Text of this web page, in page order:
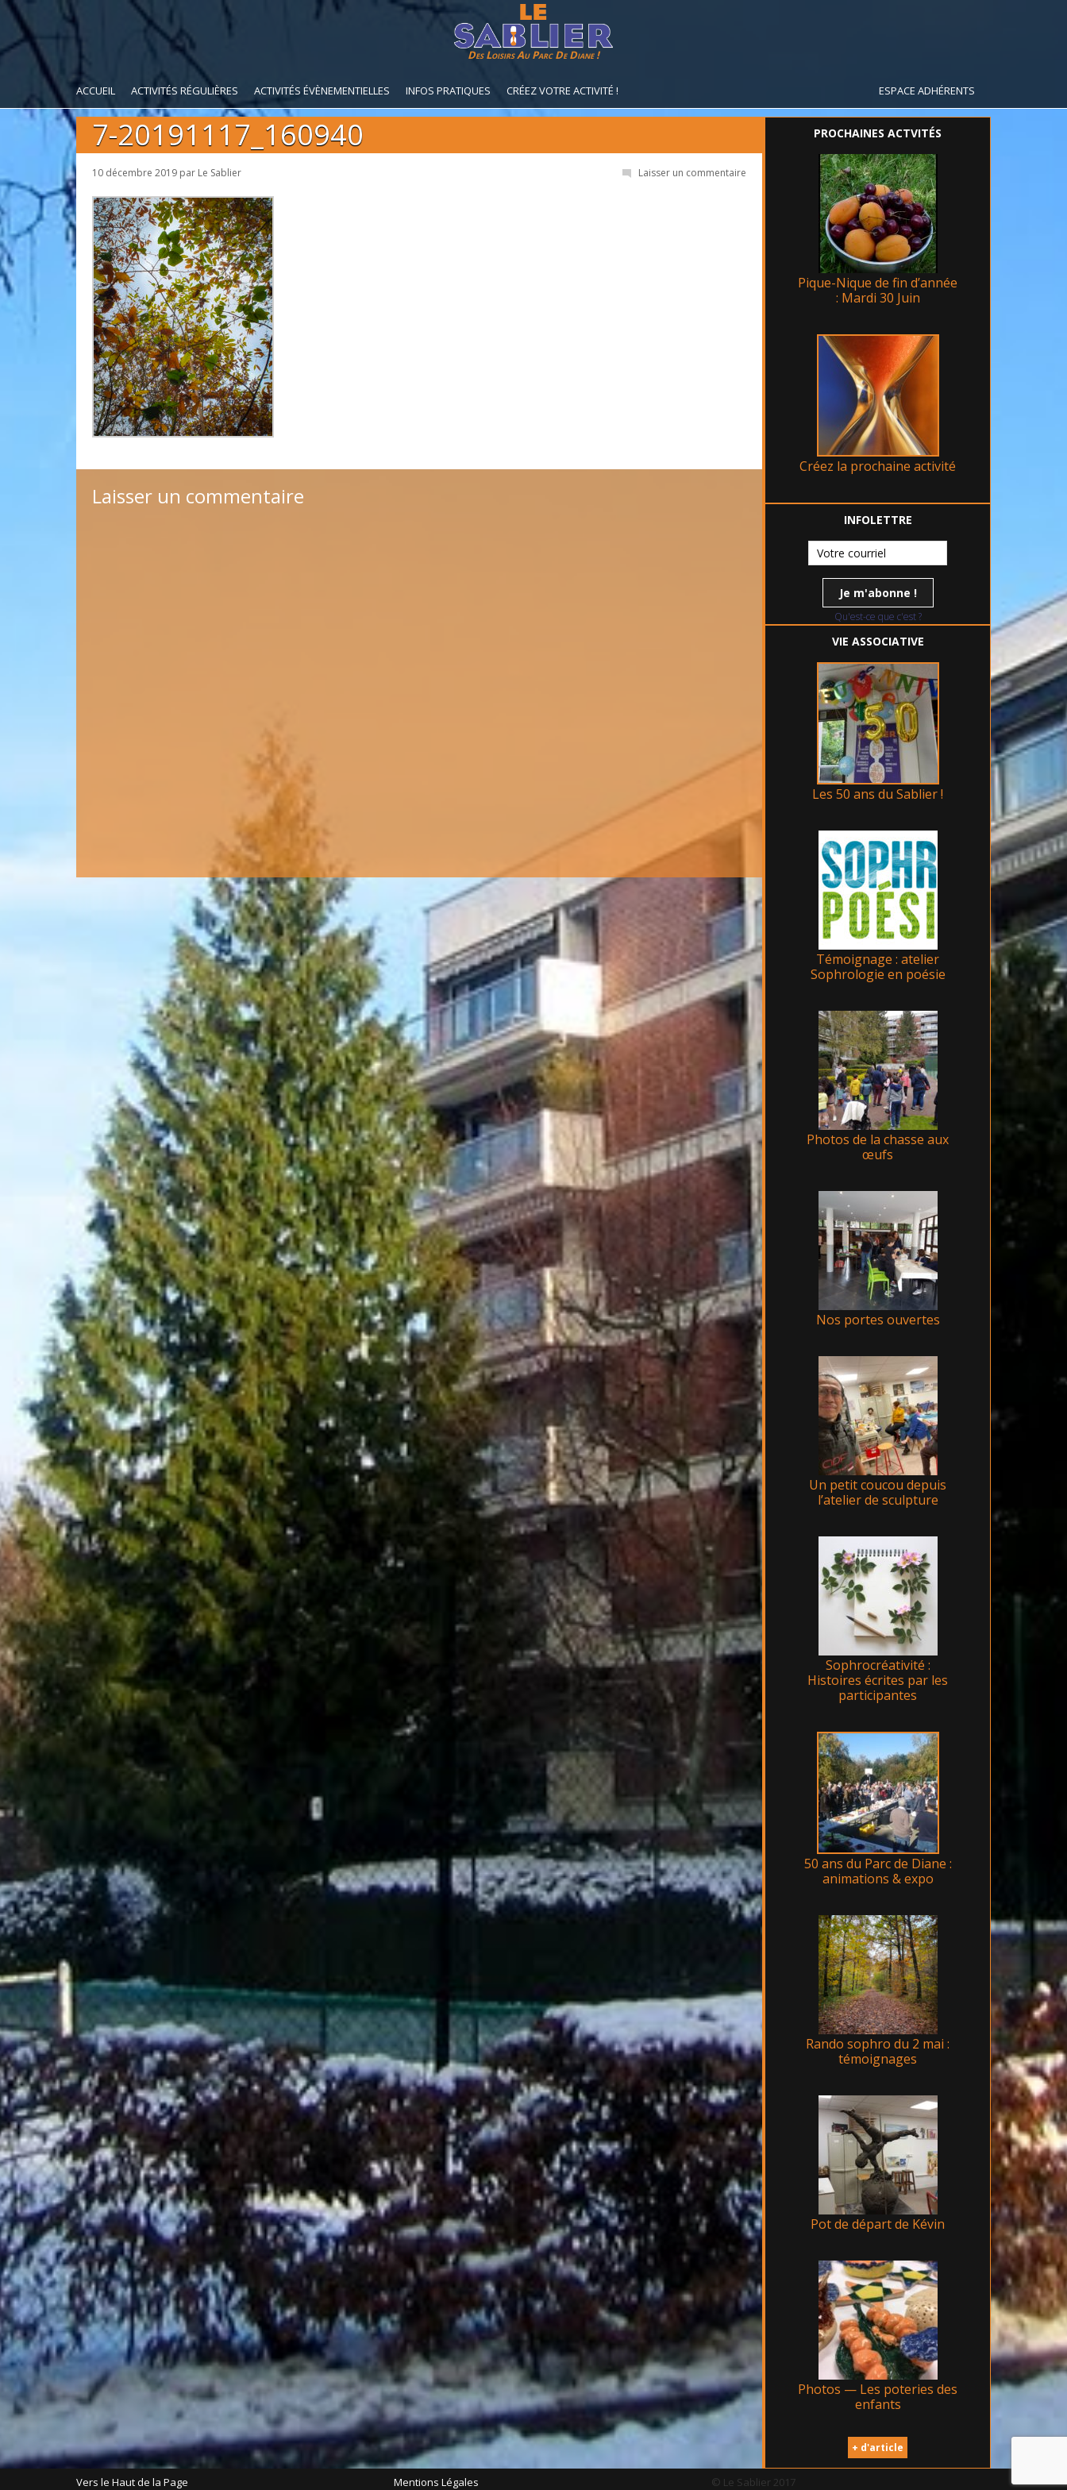
Des Loisirs Au Parc De Diane !
ACCUEIL ACTIVITÉS RÉGULIÈRES ACTIVITÉS ÉVÈNEMENTIELLES INFOS PRATIQUES CRÉEZ VOTRE ACTIVITÉ ! ESPACE ADHÉRENTS
7-20191117_160940
10 décembre 2019 par Le Sablier Laisser un commentaire
Laisser un commentaire
PROCHAINES ACTVITÉS
Pique-Nique de fin d’année
: Mardi 30 Juin
Créez la prochaine activité
INFOLETTRE
Qu'est-ce que c'est ?
VIE ASSOCIATIVE
Les 50 ans du Sablier !
Témoignage : atelier
Sophrologie en poésie
Photos de la chasse aux
œufs
Nos portes ouvertes
Un petit coucou depuis
l’atelier de sculpture
Sophrocréativité :
Histoires écrites par les
participantes
50 ans du Parc de Diane :
animations & expo
Rando sophro du 2 mai :
témoignages
Pot de départ de Kévin
Photos — Les poteries des
enfants
+ d'article
Vers le Haut de la Page Mentions Légales © Le Sablier 2017